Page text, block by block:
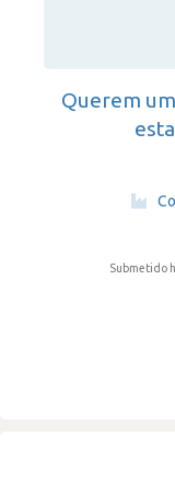
Querem
Submetido